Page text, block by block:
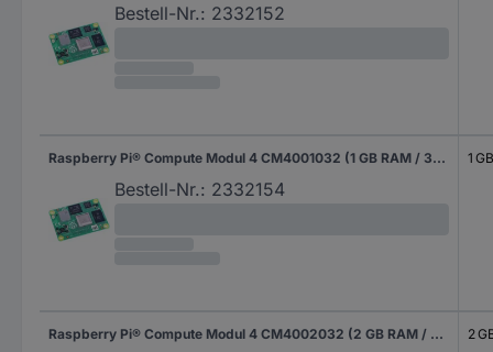
Bestell-Nr.: 2332152
Raspberry Pi® Compute Modul 4 CM4001032 (1 GB RAM / 32 GB eMMC) 4 x 1.5 GHz
Bestell-Nr.: 2332154
1 GB
Raspberry Pi® Compute Modul 4 CM4002032 (2 GB RAM / 32 GB eMMC) 4 x 1.5 GHz 2